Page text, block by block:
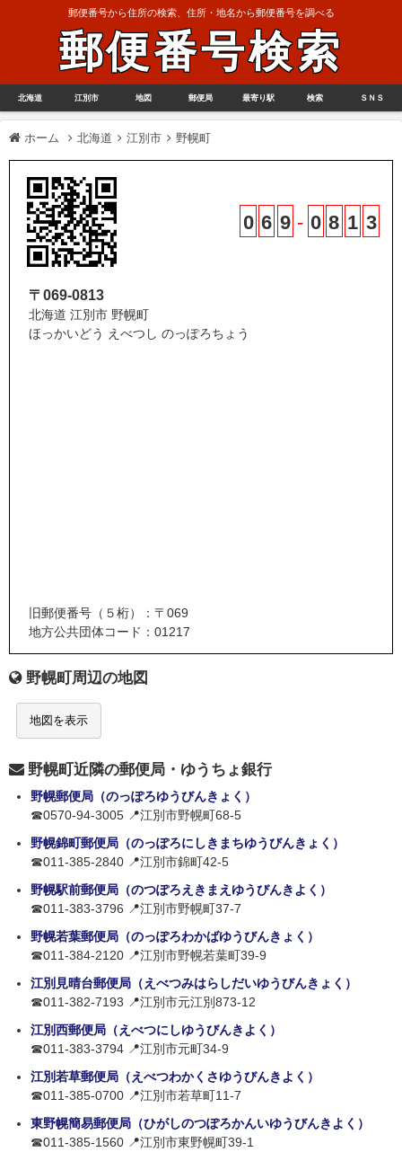
郵便番号から住所の検索、住所・地名から郵便番号を調べる
郵便番号検索
北海道 江別市 地図 郵便局 最寄り駅 検索 ＳＮＳ
ホーム 北海道 江別市 野幌町
0 6 9 - 0 8 1 3
〒069-0813
北海道 江別市 野幌町
ほっかいどう えべつし のっぽろちょう
旧郵便番号（５桁）：〒069
地方公共団体コード：01217
野幌町周辺の地図
地図を表示
野幌町近隣の郵便局・ゆうちょ銀行
野幌郵便局（のっぽろゆうびんきょく）
☎0570-94-3005 📍江別市野幌町68-5
野幌錦町郵便局（のっぽろにしきまちゆうびんきょく）
☎011-385-2840 📍江別市錦町42-5
野幌駅前郵便局（のつぽろえきまえゆうびんきよく）
☎011-383-3796 📍江別市野幌町37-7
野幌若葉郵便局（のっぽろわかばゆうびんきょく）
☎011-384-2120 📍江別市野幌若葉町39-9
江別見晴台郵便局（えべつみはらしだいゆうびんきょく）
☎011-382-7193 📍江別市元江別873-12
江別西郵便局（えべつにしゆうびんきよく）
☎011-383-3794 📍江別市元町34-9
江別若草郵便局（えべつわかくさゆうびんきよく）
☎011-385-0700 📍江別市若草町11-7
東野幌簡易郵便局（ひがしのつぽろかんいゆうびんきよく）
☎011-385-1560 📍江別市東野幌町39-1